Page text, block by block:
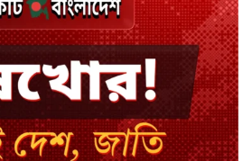
ঢাকায় হালকা বৃষ্টির সম্ভাবনা, বাড়তে
পারে তাপমাত্রা
মন্ত্রী-এমপিদের উপস্থিতিতে ইউএনওর
আইফোন চুরি